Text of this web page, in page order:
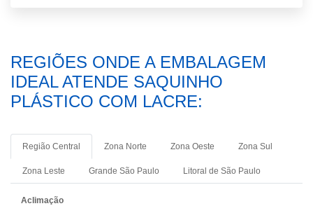
REGIÕES ONDE A EMBALAGEM
IDEAL ATENDE SAQUINHO
PLÁSTICO COM LACRE:
Região Central Zona Norte Zona Oeste Zona Sul
Zona Leste Grande São Paulo Litoral de São Paulo
Aclimação